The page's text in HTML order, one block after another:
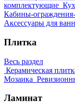
комплектующие
Кабины-
Аксессуары для
Плитка
Весь раздел
Керамическая
Мозаика
Ламинат